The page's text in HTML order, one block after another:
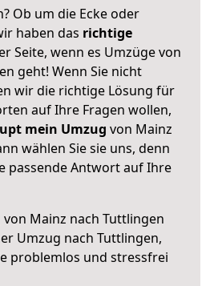
Ob um die Ecke oder
haben das richtige
Seite, wenn es Umzüge von
geht! Wenn Sie nicht
wir die richtige Lösung für
auf Ihre Fragen wollen,
mein Umzug von Mainz
wählen Sie sie uns, denn
passende Antwort auf Ihre
von Mainz nach Tuttlingen
Umzug nach Tuttlingen,
problemlos und stressfrei